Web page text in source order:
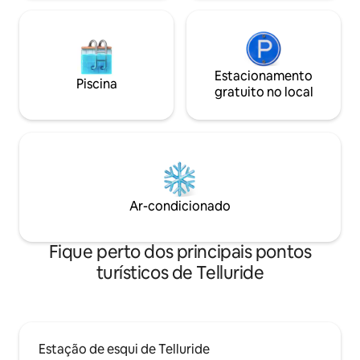
Piscina
Estacionamento
gratuito no local
Ar-condicionado
Fique perto dos principais pontos
turísticos de Telluride
Estação de esqui de Telluride